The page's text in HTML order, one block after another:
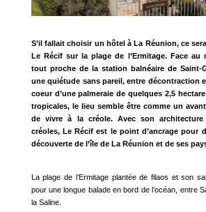
S’il fallait choisir un hôtel à La Réunion, ce
Le Récif sur la plage de l’Ermitage. Face au
tout proche de la station balnéaire de Saint-
une quiétude sans pareil, entre décontraction
coeur d’une palmeraie de quelques 2,5
tropicales, le lieu semble être comme un
de vivre à la créole. Avec son
créoles, Le Récif est le point d’ancrage pour
découverte de l’île de La Réunion et de ses
La plage de l’Ermitage plantée de filaos et son
pour une longue balade en bord de l’océan, entre
la Saline.